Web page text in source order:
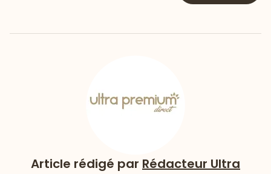
Article rédigé par Rédacteur Ultra